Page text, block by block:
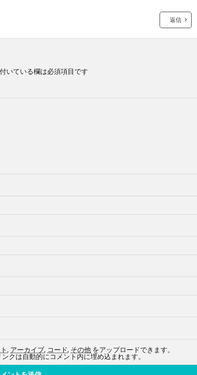
返信
いている欄は必須項目です
, アーカイブ, コード, その他 をアップロードできます。
クは自動的にコメント内に埋め込まれます。